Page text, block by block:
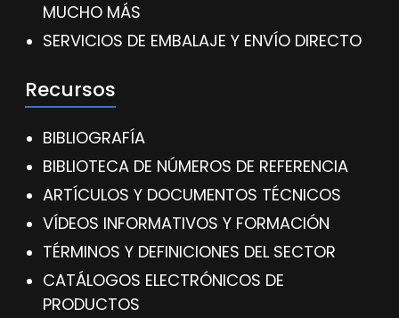
MUCHO MÁS
SERVICIOS DE EMBALAJE Y ENVÍO DIRECTO
Recursos
BIBLIOGRAFÍA
BIBLIOTECA DE NÚMEROS DE REFERENCIA
ARTÍCULOS Y DOCUMENTOS TÉCNICOS
VÍDEOS INFORMATIVOS Y FORMACIÓN
TÉRMINOS Y DEFINICIONES DEL SECTOR
CATÁLOGOS ELECTRÓNICOS DE
PRODUCTOS